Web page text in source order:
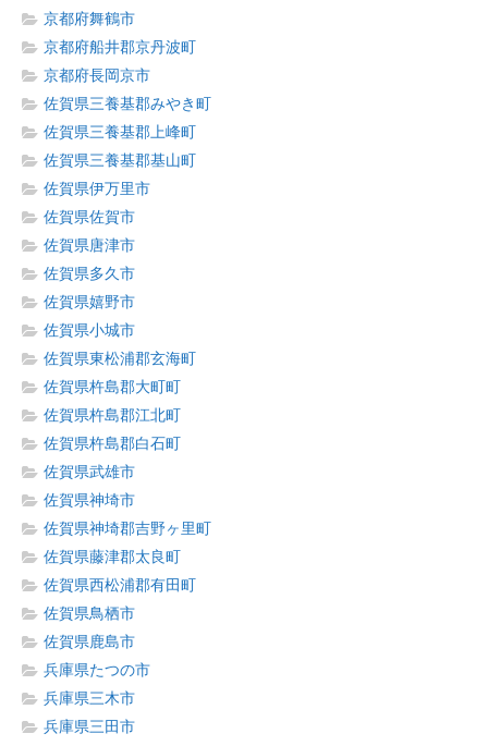
京都府舞鶴市
京都府船井郡京丹波町
京都府長岡京市
佐賀県三養基郡みやき町
佐賀県三養基郡上峰町
佐賀県三養基郡基山町
佐賀県伊万里市
佐賀県佐賀市
佐賀県唐津市
佐賀県多久市
佐賀県嬉野市
佐賀県小城市
佐賀県東松浦郡玄海町
佐賀県杵島郡大町町
佐賀県杵島郡江北町
佐賀県杵島郡白石町
佐賀県武雄市
佐賀県神埼市
佐賀県神埼郡吉野ヶ里町
佐賀県藤津郡太良町
佐賀県西松浦郡有田町
佐賀県鳥栖市
佐賀県鹿島市
兵庫県たつの市
兵庫県三木市
兵庫県三田市